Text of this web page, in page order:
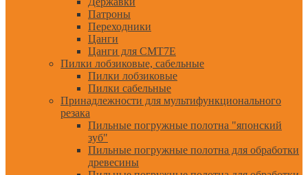
Патроны
Переходники
Цанги
Цанги для CMT7E
Пилки лобзиковые, сабельные
Пилки лобзиковые
Пилки сабельные
Принадлежности для мультифункционального
резака
Пильные погружные полотна "японский
зуб"
Пильные погружные полотна для обработки
древесины